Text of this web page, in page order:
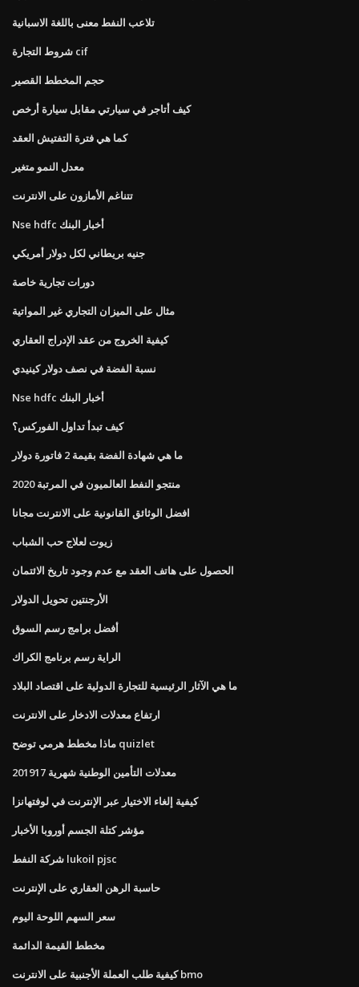
تلاعب النفط معنى باللغة الاسبانية
شروط التجارة cif
حجم المخطط القصير
كيف أتاجر في سيارتي مقابل سيارة أرخص
كما هي فترة التفتيش العقد
معدل النمو متغير
تتناغم الأمازون على الانترنت
Nse hdfc أخبار البنك
جنيه بريطاني لكل دولار أمريكي
دورات تجارية خاصة
مثال على الميزان التجاري غير المواتية
كيفية الخروج من عقد الإدراج العقاري
نسبة الفضة في نصف دولار كينيدي
Nse hdfc أخبار البنك
كيف تبدأ تداول الفوركس؟
ما هي شهادة الفضة بقيمة 2 فاتورة دولار
منتجو النفط العالميون في المرتبة 2020
افضل الوثائق القانونية على الانترنت مجانا
زيوت لعلاج حب الشباب
الحصول على هاتف العقد مع عدم وجود تاريخ الائتمان
الأرجنتين تحويل الدولار
أفضل برامج رسم السوق
الراية رسم برنامج الكراك
ما هي الآثار الرئيسية للتجارة الدولية على اقتصاد البلاد
ارتفاع معدلات الادخار على الانترنت
ماذا مخطط هرمي توضح quizlet
معدلات التأمين الوطنية شهرية 201917
كيفية إلغاء الاختيار عبر الإنترنت في لوفتهانزا
مؤشر كتلة الجسم أوروبا الأخبار
شركة النفط lukoil pjsc
حاسبة الرهن العقاري على الإنترنت
سعر السهم اللوحة اليوم
مخطط القيمة الدائمة
كيفية طلب العملة الأجنبية على الانترنت bmo